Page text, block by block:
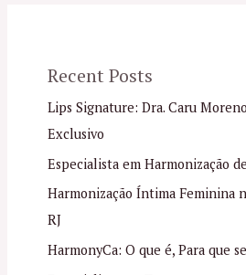
Recent Posts
Lips Signature: Dra. Caru
Exclusivo
Especialista em Harmonização
Harmonização Íntima Feminina
RJ
HarmonyCa: O que é, Para que